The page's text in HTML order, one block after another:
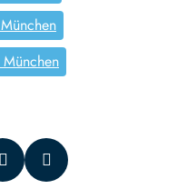
München